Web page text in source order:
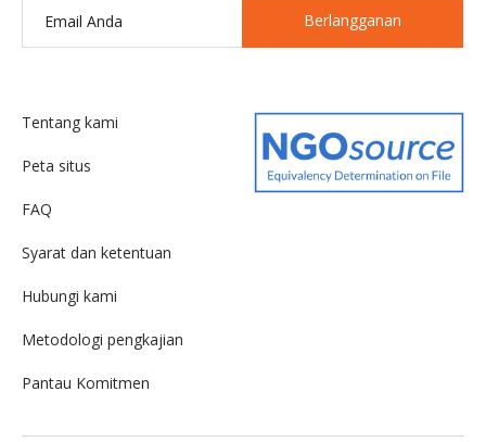
Berlangganan
Tentang kami
Peta situs
FAQ
Syarat dan ketentuan
Hubungi kami
Metodologi pengkajian
Pantau Komitmen